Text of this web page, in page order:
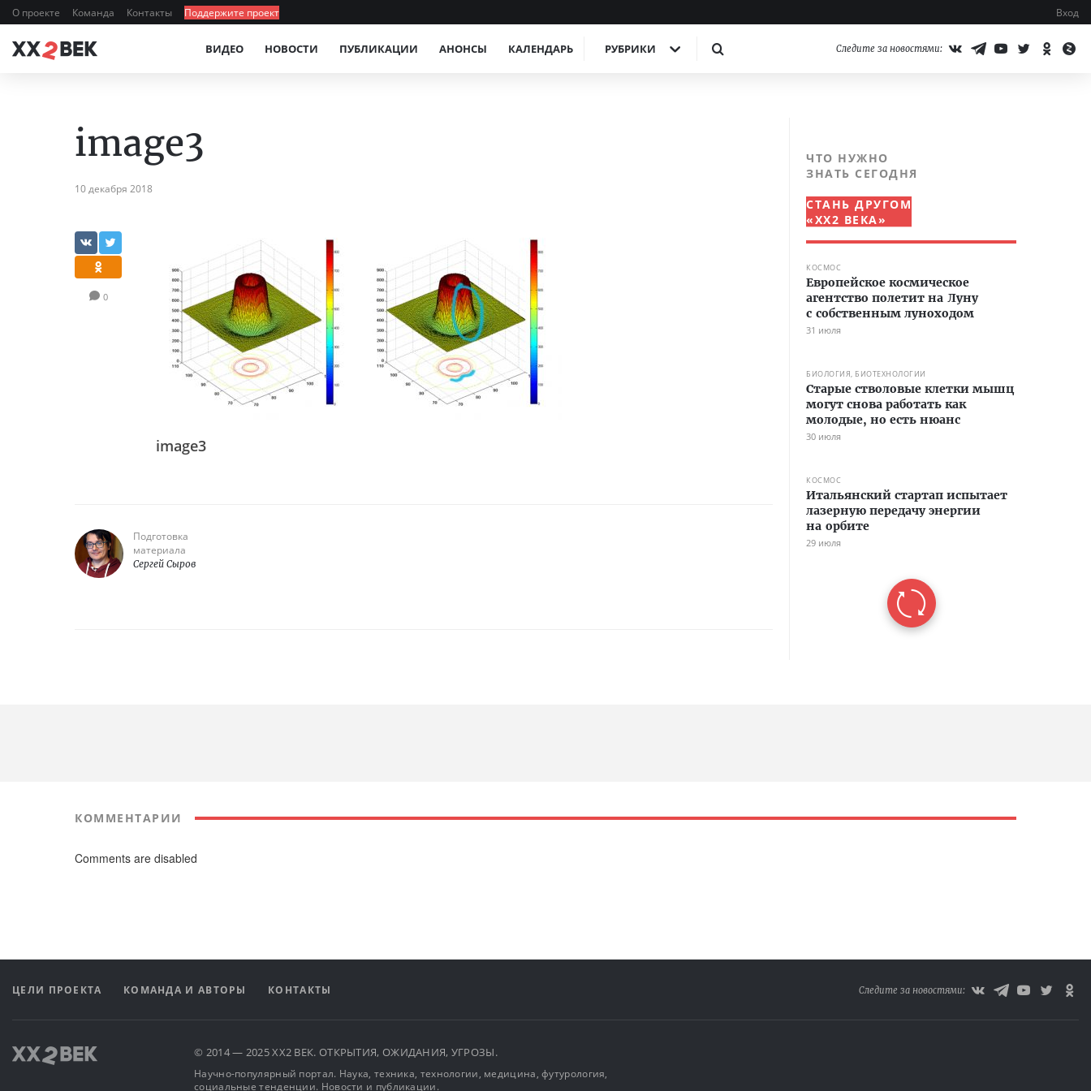
О проекте Команда Контакты Поддержите проект Вход
ВИДЕО НОВОСТИ ПУБЛИКАЦИИ АНОНСЫ КАЛЕНДАРЬ РУБРИКИ Следите за новостями:
image3
10 декабря 2018
0
image3
Подготовка
материала
Сергей Сыров
ЧТО НУЖНО
ЗНАТЬ СЕГОДНЯ
СТАНЬ ДРУГОМ
«XX2 ВЕКА»
КОСМОС
Европейское космическое
агентство полетит на Луну
с собственным луноходом
31 июля
БИОЛОГИЯ, БИОТЕХНОЛОГИИ
Старые стволовые клетки мышц
могут снова работать как
молодые, но есть нюанс
30 июля
КОСМОС
Итальянский стартап испытает
лазерную передачу энергии
на орбите
29 июля
КОММЕНТАРИИ
Comments are disabled
ЦЕЛИ ПРОЕКТА КОМАНДА И АВТОРЫ КОНТАКТЫ Следите за новостями:
© 2014 — 2025 XX2 ВЕК. ОТКРЫТИЯ, ОЖИДАНИЯ, УГРОЗЫ.
Научно-популярный портал. Наука, техника, технологии, медицина, футурология,
социальные тенденции. Новости и публикации.